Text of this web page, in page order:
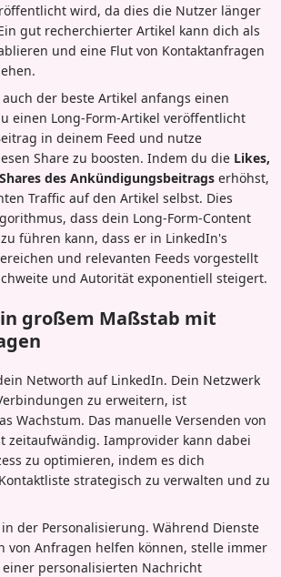
wird, da dies die Nutzer länger
gut recherchierter Artikel kann dich als
und eine Flut von Kontaktanfragen
der beste Artikel anfangs einen
einen Long-Form-Artikel veröffentlicht
in deinem Feed und nutze
Share zu boosten. Indem du die Likes,
des Ankündigungsbeitrags erhöhst,
Traffic auf den Artikel selbst. Dies
dass dein Long-Form-Content
führen kann, dass er in LinkedIn's
und relevanten Feeds vorgestellt
und Autorität exponentiell steigert.
großem Maßstab mit
Networth auf LinkedIn. Dein Netzwerk
zu erweitern, ist
Wachstum. Das manuelle Versenden von
zeitaufwändig. Iamprovider kann dabei
zu optimieren, indem es dich
strategisch zu verwalten und zu
der Personalisierung. Während Dienste
von Anfragen helfen können, stelle immer
personalisierten Nachricht